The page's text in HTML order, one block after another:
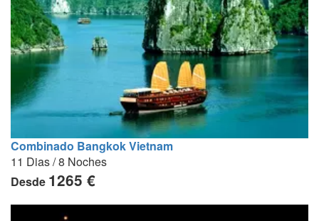
Combinado Bangkok Vietnam
11 Dias / 8 Noches
Desde 1265 €